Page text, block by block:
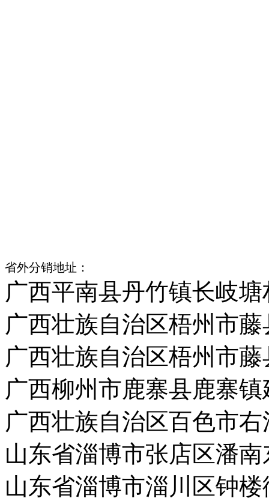
省外分销地址：
广西平南县丹竹镇长岐塘
广西壮族自治区梧州市
广西壮族自治区梧州市
广西柳州市鹿寨县鹿寨
广西壮族自治区百色市右
山东省淄博市张店区潘南
山东省淄博市淄川区钟